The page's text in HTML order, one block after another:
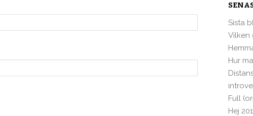
Sista
Vilken
Hur
Full
Hej